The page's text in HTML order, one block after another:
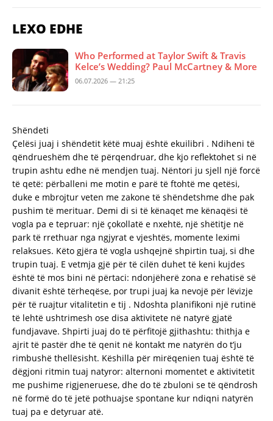
LEXO EDHE
Who Performed at Taylor Swift & Travis
Kelce’s Wedding? Paul McCartney & More
06.07.2026 — 21:25
Shëndeti
Çelësi juaj i shëndetit këtë muaj është ekuilibri . Ndiheni të
qëndrueshëm dhe të përqendruar, dhe kjo reflektohet si në
trupin ashtu edhe në mendjen tuaj. Nëntori ju sjell një forcë
të qetë: përballeni me motin e parë të ftohtë me qetësi,
duke e mbrojtur veten me zakone të shëndetshme dhe pak
pushim të merituar. Demi di si të kënaqet me kënaqësi të
vogla pa e tepruar: një çokollatë e nxehtë, një shëtitje në
park të rrethuar nga ngjyrat e vjeshtës, momente leximi
relaksues. Këto gjëra të vogla ushqejnë shpirtin tuaj, si dhe
trupin tuaj. E vetmja gjë për të cilën duhet të keni kujdes
është të mos bini në përtaci: ndonjëherë zona e rehatisë së
divanit është tërheqëse, por trupi juaj ka nevojë për lëvizje
për të ruajtur vitalitetin e tij . Ndoshta planifikoni një rutinë
të lehtë ushtrimesh ose disa aktivitete në natyrë gjatë
fundjavave. Shpirti juaj do të përfitojë gjithashtu: thithja e
ajrit të pastër dhe të qenit në kontakt me natyrën do t’ju
rimbushë thellësisht. Këshilla për mirëqenien tuaj është të
dëgjoni ritmin tuaj natyror: alternoni momentet e aktivitetit
me pushime rigjeneruese, dhe do të zbuloni se të qëndrosh
në formë do të jetë pothuajse spontane kur ndiqni natyrën
tuaj pa e detyruar atë.